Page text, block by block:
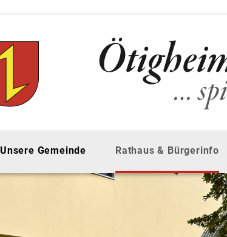
Unsere Gemeinde Rathaus & Bürgerinfo